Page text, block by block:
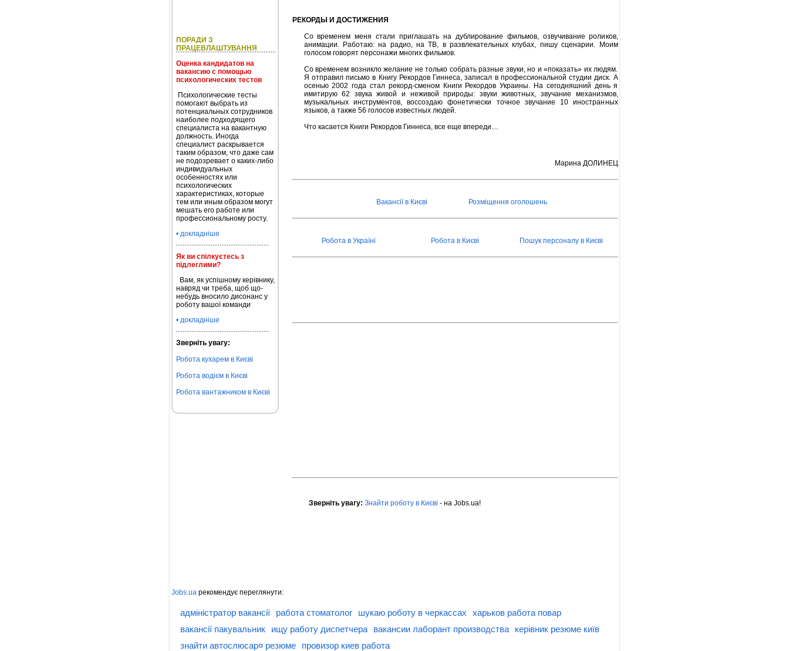
ПОРАДИ З
ПРАЦЕВЛАШТУВАННЯ
Оценка кандидатов на
вакансию с помощью
психологических тестов
Психологические тесты
помогают выбрать из
потенциальных сотрудников
наиболее подходящего
специалиста на вакантную
должность. Иногда
специалист раскрывается
таким образом, что даже сам
не подозревает о каких-либо
индивидуальных
особенностях или
психологических
характеристиках, которые
тем или иным образом могут
мешать его работе или
профессиональному росту.
• докладніше
Як ви спілкуєтесь з
підлеглими?
Вам, як успішному керівнику,
навряд чи треба, щоб що-
небудь вносило дисонанс у
роботу вашої команди
• докладніше
Зверніть увагу:
Робота кухарем в Києві
Робота водієм в Києві
Робота вантажником в Києві
РЕКОРДЫ И ДОСТИЖЕНИЯ
Со временем меня стали приглашать на дублирование фильмов, озвучивание роликов,
анимации. Работаю: на радио, на ТВ, в развлекательных клубах, пишу сценарии. Моим
голосом говорят персонажи многих фильмов.
Со временем возникло желание не только собрать разные звуки, но и «показать» их людям.
Я отправил письмо в Книгу Рекордов Гиннеса, записал в профессиональной студии диск. А
осенью 2002 года стал рекорд-сменом Книги Рекордов Украины. На сегодняшний день я
имитирую 62 звука живой и неживой природы: звуки животных, звучание механизмов,
музыкальных инструментов, воссоздаю фонетически точное звучание 10 иностранных
языков, а также 56 голосов известных людей.
Что касается Книги Рекордов Гиннеса, все еще впереди…
Марина ДОЛИНЕЦ
Вакансії в Києві Розміщення оголошень
Робота в Україні Робота в Києві Пошук персоналу в Києві
Зверніть увагу: Знайти роботу в Києві - на Jobs.ua!
Jobs.ua рекомендує переглянути:
адміністратор вакансії работа стоматолог шукаю роботу в черкассах
харьков работа повар
вакансії пакувальник
ищу работу диспетчера вакансии лаборант производства
керівник резюме київ
знайти автослюсар¤ резюме
провизор киев работа